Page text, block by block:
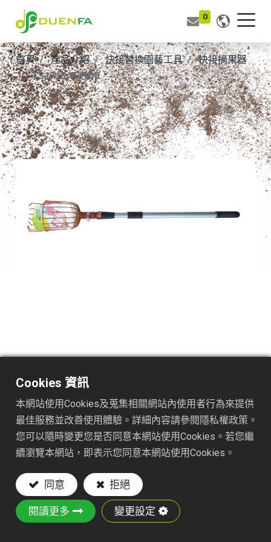
0
首頁 產品介紹 快接替換園藝工具
快接摘果器
TS1715ATJ100
TS1715ATJ100
DESC.
15cm FRUIT PICKER W/ NYLON FAST JOINT
100"(2.5M) FAST JOINT ALUMINUM
TELESCOPIC HANDLE
Key Features :
Fruit picker head: Iron wire PE dipped coating
Cookies 資訊
本網站使用Cookies及蒐集相關網站內使用者行為來提供
最佳服務並改善使用體驗。詳細內容請參閱隱私權政策。
您可以隨時變更您是否同意本網站使用Cookies。若您繼
續瀏覽本網站，即表示您同意本網站使用Cookies。
同意 拒絕
閱讀更多 變更設定